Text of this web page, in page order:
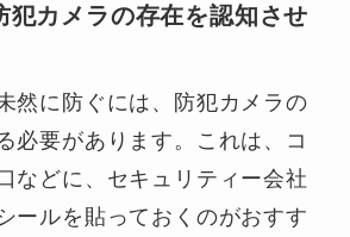
犯カメラの存在を認知させ
然に防ぐには、防犯カメラの
必要があります。これは、コ
などに、セキュリティー会社
ールを貼っておくのがおすす